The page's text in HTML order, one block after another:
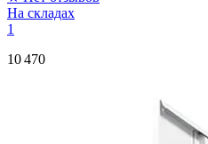
На складах
1
10 470